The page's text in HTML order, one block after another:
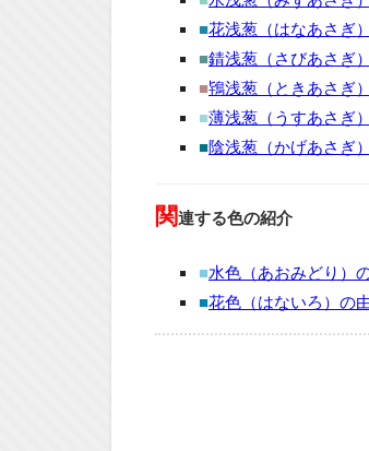
■花浅葱（はなあさぎ
■錆浅葱（さびあさぎ
■鴇浅葱（ときあさぎ
■薄浅葱（うすあさぎ
■陰浅葱（かげあさぎ
関連する色の紹介
■水色（あおみどり）
■花色（はないろ）の